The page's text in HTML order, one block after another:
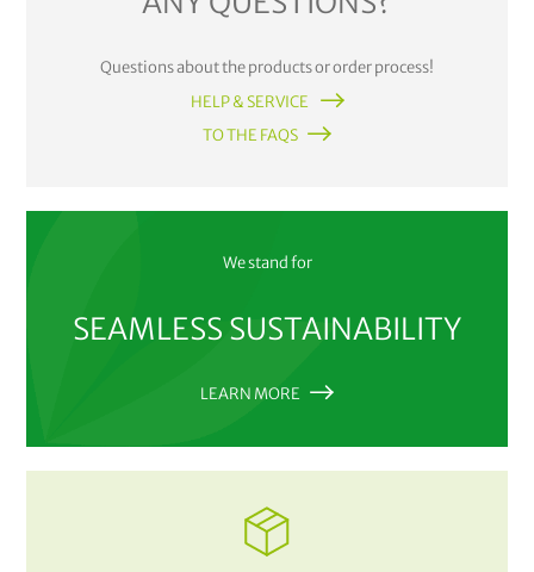
Questions about the products or order process!
HELP & SERVICE
TO THE FAQS
We stand for
SEAMLESS SUSTAINABILITY
LEARN MORE